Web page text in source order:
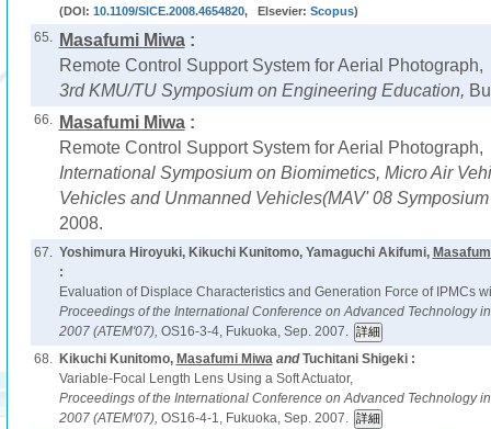
(DOI: 10.1109/SICE.2008.4654820, Elsevier: Scopus)
65. Masafumi Miwa:
Remote Control Support System for Aerial Photograph,
3rd KMU/TU Symposium on Engineering Education,
66. Masafumi Miwa:
Remote Control Support System for Aerial Photograph,
International Symposium on Biomimetics, Micro Air
Vehicles and Unmanned Vehicles(MAV' 08
2008.
67. Yoshimura Hiroyuki, Kikuchi Kunitomo, Yamaguchi Akifumi,
:
Evaluation of Displace Characteristics and Generation Force of IPMCs
Proceedings of the International Conference on Advanced Technology
2007 (ATEM'07), OS16-3-4, Fukuoka, Sep. 2007.
68.
Kikuchi Kunitomo, Masafumi MiwaandTuchitani Shigeki :
Variable-Focal Length Lens Using a Soft Actuator,
Proceedings of the International Conference on Advanced Technology
2007 (ATEM'07), OS16-4-1, Fukuoka, Sep. 2007.